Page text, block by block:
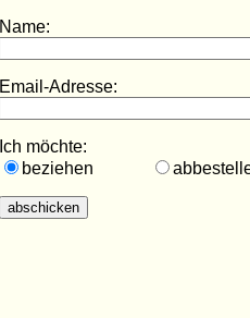
Name:
Email-Adresse:
Ich möchte:
beziehen